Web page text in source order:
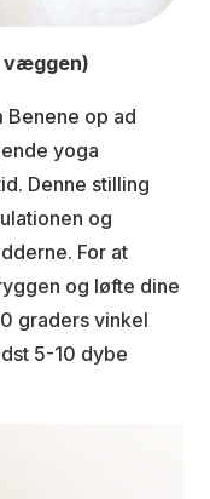
væggen)
Benene op ad
yoga
Denne stilling
og
For at
og løfte dine
graders vinkel
5-10 dybe